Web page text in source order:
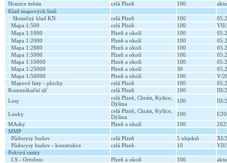
Hranice města
celá Plzeň 100
Klad mapových listů
Skutečný klad KN
celá Plzeň 100
Mapa 1:500
celá Plzeň 100
Mapa 1:1000
Plzeň a okolí 100
Mapa 1:2000
Plzeň a okolí 100
Mapa 1:2880
Plzeň a okolí 100
Mapa 1:5000
Plzeň a okolí 100
Mapa 1:10000
Plzeň a okolí 100
Mapa 1:25000
Plzeň a okolí 30
Mapa 1:50000
Plzeň a okolí 100
V/
Mapové listy - plochy
celá Plzeň 100
Komunikační síť
celá Plzeň 100
III/
Lesy
celá Plzeň, Chrást, Kyšice,
Dýšina
100 III/
Louky
celá Plzeň, Chrást, Kyšice,
Dýšina
100
I/
MAsky
Plzeň a okolí 100
MMP
Půdorysy budov
celá Plzeň 5 objektů
XI/
Půdorysy budov - konstrukce
celá Plzeň 10
Pokrytí rastry
LS - Ortofoto
Plzeň a okolí 100